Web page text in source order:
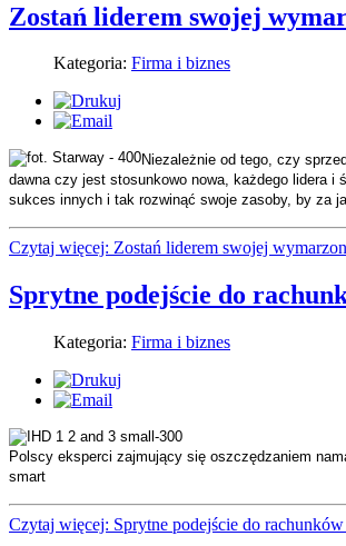
Zostań liderem swojej
Kategoria: Firma i biznes
Niezależnie od tego, czy
dawna czy jest stosunkowo nowa, każdego lidera i
sukces innych i tak rozwinąć swoje zasoby, by za
Czytaj więcej: Zostań liderem swojej
Sprytne podejście do
Kategoria: Firma i biznes
Polscy eksperci zajmujący się oszczędzaniem
smart
Czytaj więcej: Sprytne podejście do rachunków